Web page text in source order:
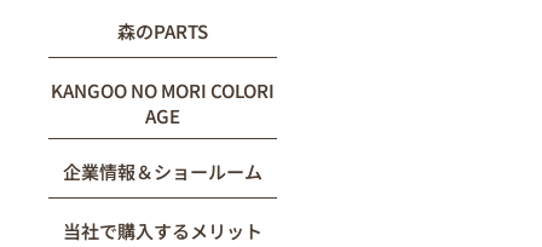
森のPARTS
KANGOO NO MORI COLORI
AGE
企業情報＆ショールーム
当社で購入するメリット